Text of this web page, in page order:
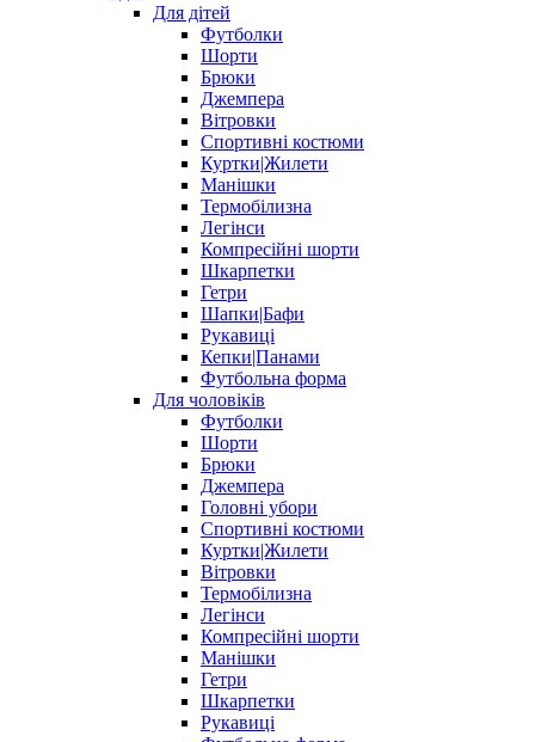
Для дітей
Футболки
Шорти
Брюки
Джемпера
Вітровки
Спортивні костюми
Куртки|Жилети
Манішки
Термобілизна
Легінси
Компресійні шорти
Шкарпетки
Гетри
Шапки|Бафи
Рукавиці
Кепки|Панами
Футбольна форма
Для чоловіків
Футболки
Шорти
Брюки
Джемпера
Головні убори
Спортивні костюми
Куртки|Жилети
Вітровки
Термобілизна
Легінси
Компресійні шорти
Манішки
Гетри
Шкарпетки
Рукавиці